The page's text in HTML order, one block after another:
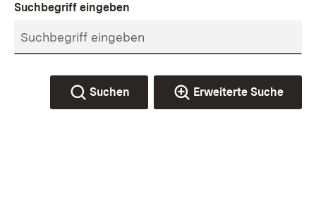
Suchbegriff eingeben
Suchen Erweiterte Suche